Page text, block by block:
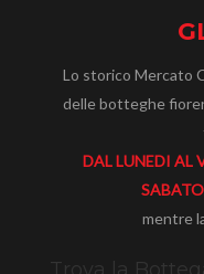
Lo storico Mercato
delle botteghe
DAL LUNEDI AL
mentre